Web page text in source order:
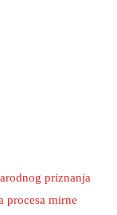
priznanja
procesa mirne